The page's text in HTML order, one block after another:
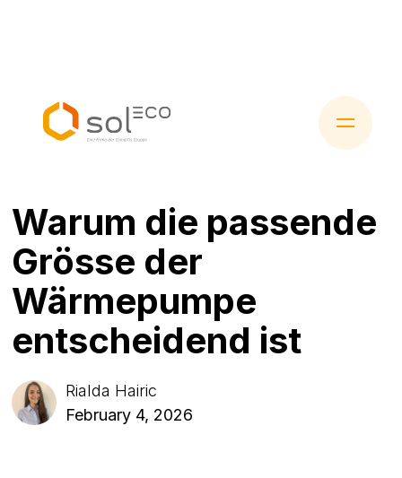
Warum die passende
Grösse der
Wärmepumpe
entscheidend ist
Rialda Hairic
February 4, 2026